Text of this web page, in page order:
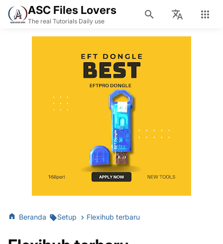
ASC Files Lovers
The real Tutorials Daily use
Beranda Setup Flexihub terbaru